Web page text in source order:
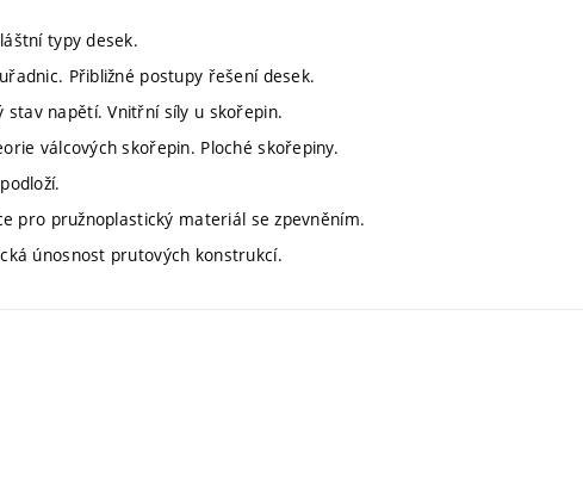
typy desek.
Přibližné postupy řešení desek.
napětí. Vnitřní síly u skořepin.
válcových skořepin. Ploché skořepiny.
pro pružnoplastický materiál se zpevněním.
únosnost prutových konstrukcí.